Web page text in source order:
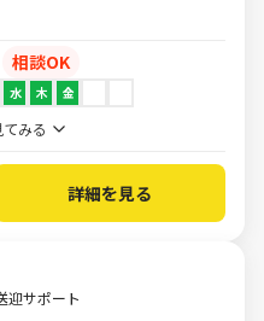
相談OK
水 木 金
みる
詳細を見る
迎サポート